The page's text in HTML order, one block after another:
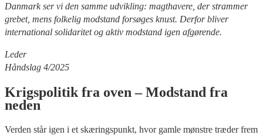
Danmark ser vi den samme udvikling: magthavere, der strammer
grebet, mens folkelig modstand forsøges knust. Derfor bliver
international solidaritet og aktiv modstand igen afgørende.
Leder
Håndslag 4/2025
Krigspolitik fra oven – Modstand fra
neden
Verden står igen i et skæringspunkt, hvor gamle mønstre træder frem